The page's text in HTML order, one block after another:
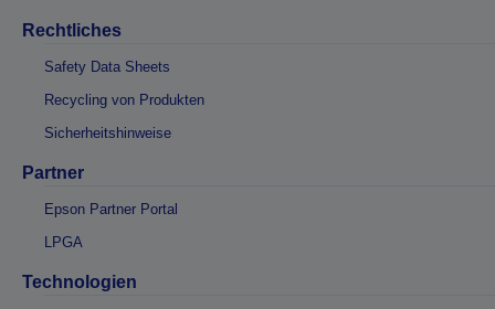
Rechtliches
Safety Data Sheets
Recycling von Produkten
Sicherheitshinweise
Partner
Epson Partner Portal
LPGA
Technologien